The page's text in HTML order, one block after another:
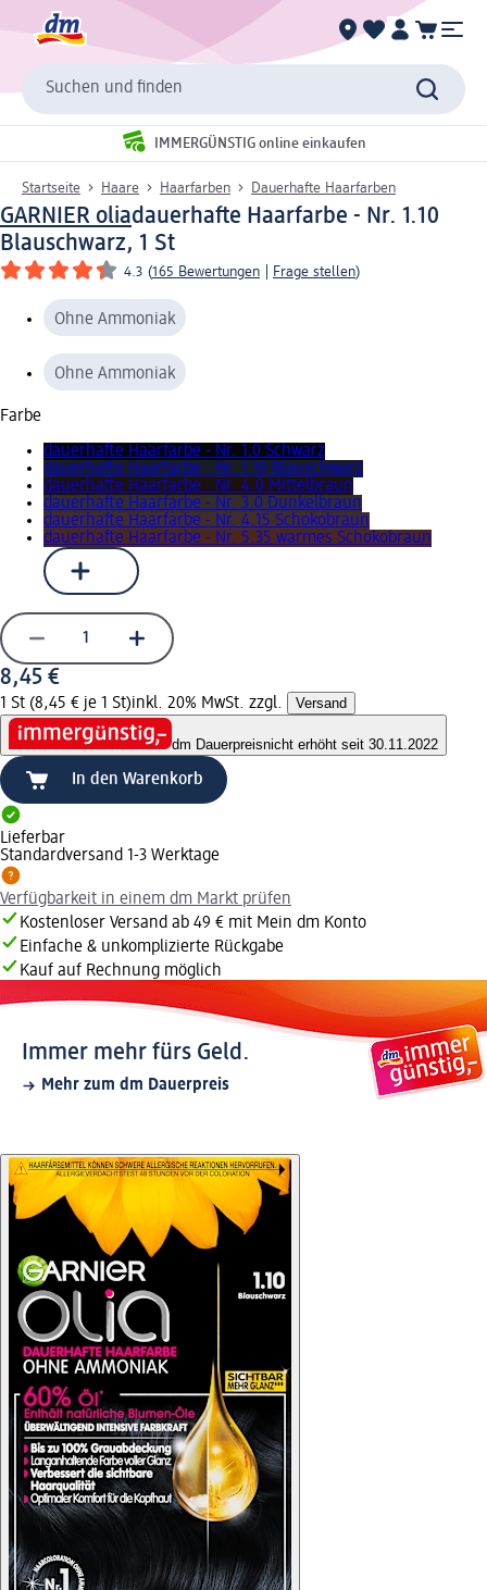
Suchen und finden
IMMERGÜNSTIG online einkaufen
Startseite Haare Haarfarben Dauerhafte Haarfarben
GARNIER oliadauerhafte Haarfarbe - Nr. 1.10
Blauschwarz, 1 St
4.3 (165 Bewertungen Frage stellen)
Ohne Ammoniak
Ohne Ammoniak
Farbe
dauerhafte Haarfarbe - Nr. 1.0 Schwarz
dauerhafte Haarfarbe - Nr. 1.10 Blauschwarz
dauerhafte Haarfarbe - Nr. 4.0 Mittelbraun
dauerhafte Haarfarbe - Nr. 3.0 Dunkelbraun
dauerhafte Haarfarbe - Nr. 4.15 Schokobraun
dauerhafte Haarfarbe - Nr. 5.35 warmes Schokobraun
8,45 €
1 St (8,45 € je 1 St)inkl. 20% MwSt. zzgl. Versand
dm Dauerpreisnicht erhöht seit 30.11.2022
In den Warenkorb
Lieferbar
Standardversand 1-3 Werktage
Verfügbarkeit in einem dm Markt prüfen
Kostenloser Versand ab 49 € mit Mein dm Konto
Einfache & unkomplizierte Rückgabe
Kauf auf Rechnung möglich
Immer mehr fürs Geld.
Mehr zum dm Dauerpreis